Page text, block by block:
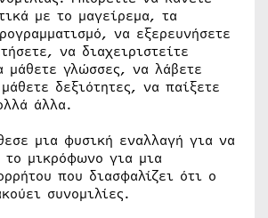
με το μαγείρεμα, τα
να εξερευνήσετε
να διαχειριστείτε
μάθετε γλώσσες, να λάβετε
δεξιότητες, να παίξετε
άλλα.
μια φυσική εναλλαγή για να
το μικρόφωνο για μια
που διασφαλίζει ότι ο
συνομιλίες.